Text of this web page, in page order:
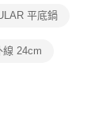
平底鍋
線 24cm